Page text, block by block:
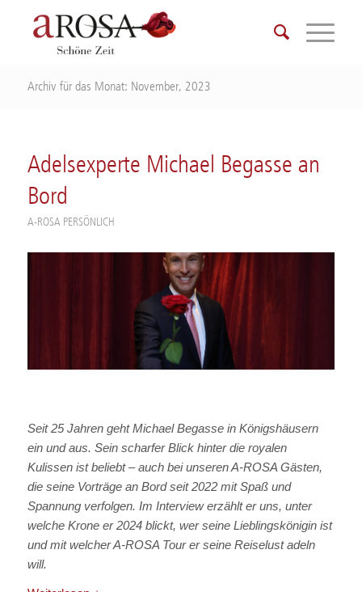
Archiv für das Monat: November, 2023
Adelsexperte Michael Begasse an
Bord
A-ROSA PERSÖNLICH
Seit 25 Jahren geht Michael Begasse in Königshäusern
ein und aus. Sein scharfer Blick hinter die royalen
Kulissen ist beliebt – auch bei unseren A-ROSA Gästen,
die seine Vorträge an Bord seit 2022 mit Spaß und
Spannung verfolgen. Im Interview erzählt er uns, unter
welche Krone er 2024 blickt, wer seine Lieblingskönigin ist
und mit welcher A-ROSA Tour er seine Reiselust adeln
will.